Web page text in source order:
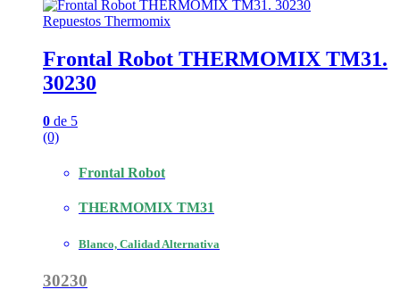
Repuestos Thermomix
Frontal Robot THERMOMIX TM31.
30230
0 de 5
(0)
Frontal Robot
THERMOMIX TM31
Blanco, Calidad Alternativa
30230